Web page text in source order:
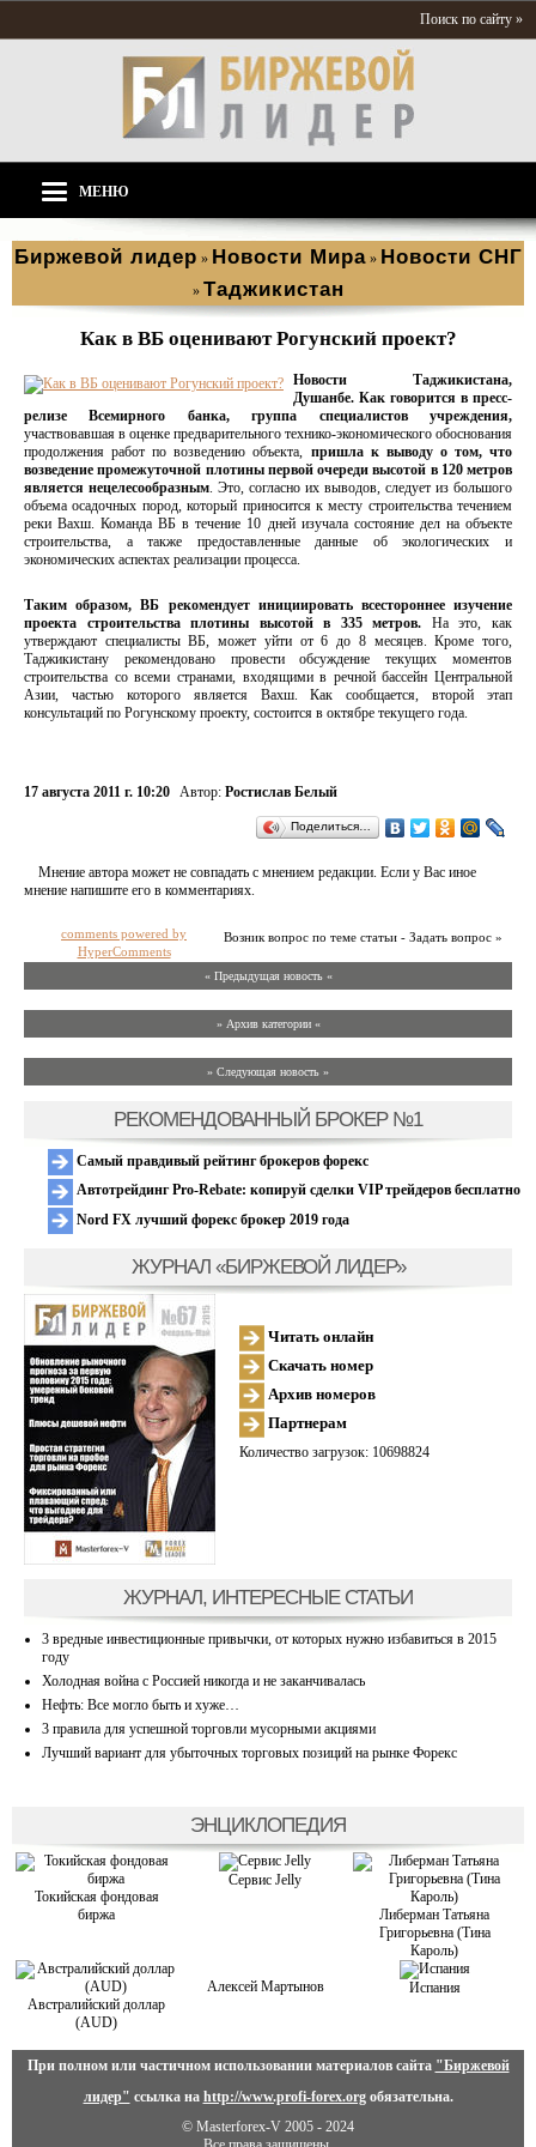
Поиск по сайту »
МЕНЮ
Биржевой лидер » Новости Мира » Новости СНГ
» Таджикистан
Как в ВБ оценивают Рогунский проект?
Новости Таджикистана,
Душанбе. Как говорится в пресс-
релизе Всемирного банка, группа специалистов учреждения,
участвовавшая в оценке предварительного технико-экономического обоснования
продолжения работ по возведению объекта, пришла к выводу о том, что
возведение промежуточной плотины первой очереди высотой в 120 метров
является нецелесообразным. Это, согласно их выводов, следует из большого
объема осадочных пород, который приносится к месту строительства течением
реки Вахш. Команда ВБ в течение 10 дней изучала состояние дел на объекте
строительства, а также предоставленные данные об экологических и
экономических аспектах реализации процесса.
Таким образом, ВБ рекомендует инициировать всестороннее изучение
проекта строительства плотины высотой в 335 метров. На это, как
утверждают специалисты ВБ, может уйти от 6 до 8 месяцев. Кроме того,
Таджикистану рекомендовано провести обсуждение текущих моментов
строительства со всеми странами, входящими в речной бассейн Центральной
Азии, частью которого является Вахш. Как сообщается, второй этап
консультаций по Рогунскому проекту, состоится в октябре текущего года.
17 августа 2011 г. 10:20 Автор: Ростислав Белый
Поделиться…
Мнение автора может не совпадать с мнением редакции. Если у Вас иное
мнение напишите его в комментариях.
Возник вопрос по теме статьи - Задать вопрос »
comments powered by
HyperComments
« Предыдущая новость «
» Архив категории «
» Следующая новость »
РЕКОМЕНДОВАННЫЙ БРОКЕР №1
Самый правдивый рейтинг брокеров форекс
Автотрейдинг Pro-Rebate: копируй сделки VIP трейдеров бесплатно
Nord FX лучший форекс брокер 2019 года
ЖУРНАЛ «БИРЖЕВОЙ ЛИДЕР»
Читать онлайн
Скачать номер
Архив номеров
Партнерам
Количество загрузок: 10698824
ЖУРНАЛ, ИНТЕРЕСНЫЕ СТАТЬИ
3 вредные инвестиционные привычки, от которых нужно избавиться в 2015
году
Холодная война с Россией никогда и не заканчивалась
Нефть: Все могло быть и хуже…
3 правила для успешной торговли мусорными акциями
Лучший вариант для убыточных торговых позиций на рынке Форекс
ЭНЦИКЛОПЕДИЯ
Токийская фондовая
биржа
Сервис Jelly
Либерман Татьяна
Григорьевна (Тина
Кароль)
Австралийский доллар
(AUD)
Алексей Мартынов Испания
При полном или частичном использовании материалов сайта "Биржевой
лидер" ссылка на http://www.profi-forex.orgобязательна.
© Masterforex-V 2005 - 2024